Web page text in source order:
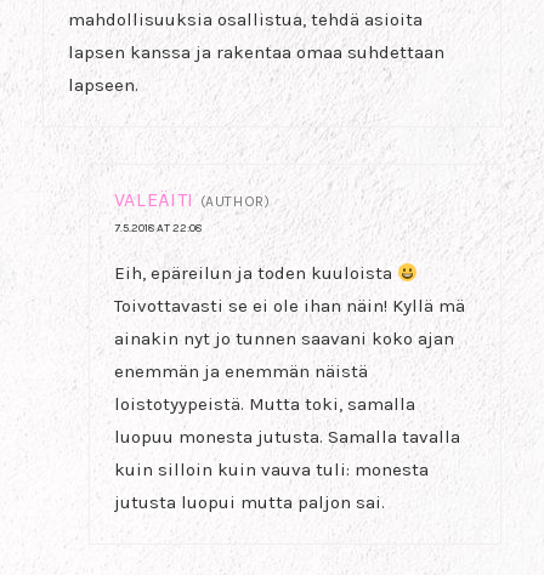
mahdollisuuksia osallistua, tehdä asioita
lapsen kanssa ja rakentaa omaa suhdettaan
lapseen.
VALEÄITI (AUTHOR)
7.5.2018 AT 22:08
Eih, epäreilun ja toden kuuloista
Toivottavasti se ei ole ihan näin! Kyllä mä
ainakin nyt jo tunnen saavani koko ajan
enemmän ja enemmän näistä
loistotyypeistä. Mutta toki, samalla
luopuu monesta jutusta. Samalla tavalla
kuin silloin kuin vauva tuli: monesta
jutusta luopui mutta paljon sai.